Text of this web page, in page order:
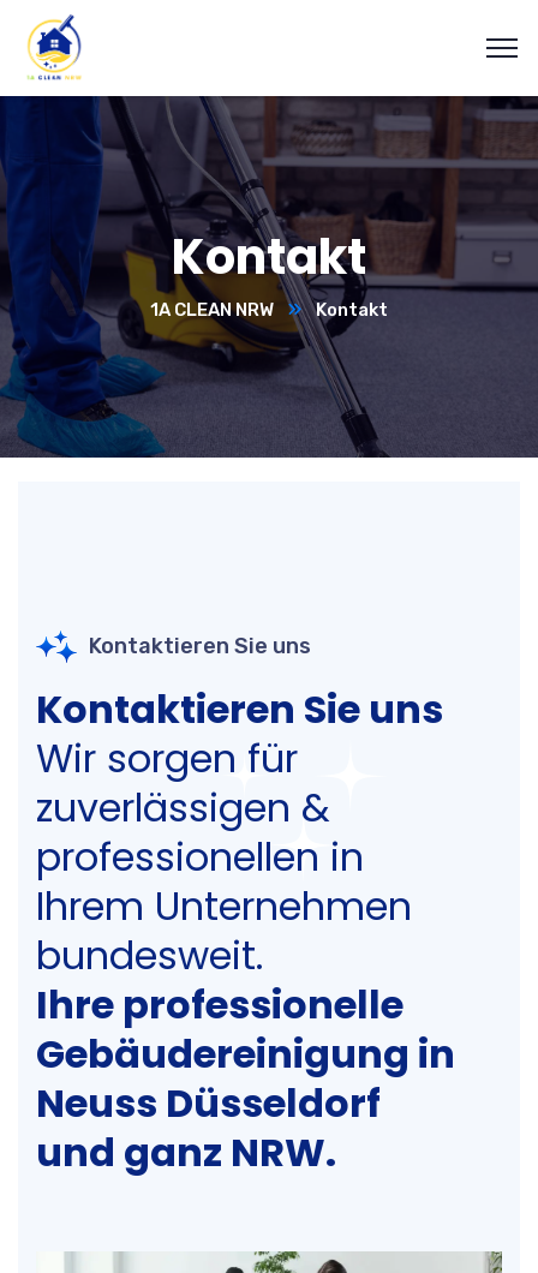
Kontakt
1A CLEAN NRW Kontakt
Kontaktieren Sie uns
Kontaktieren Sie uns
Wir sorgen für
zuverlässigen &
professionellen in
Ihrem Unternehmen
bundesweit.
Ihre professionelle
Gebäudereinigung in
Neuss Düsseldorf
und ganz NRW.